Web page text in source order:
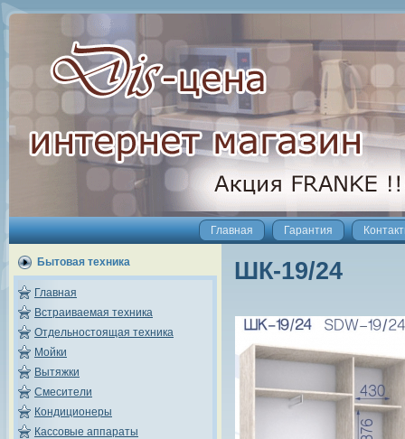
Главная Гарантия
Бытовая техника
Главная
Встраиваемая техника
Отдельностоящая техника
Мойки
Вытяжки
Смесители
Кондиционеры
Кассовые аппараты
ШК-19/24